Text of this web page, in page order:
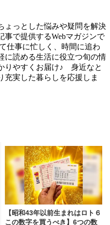
ょっとした悩みや疑問を解決
事で提供するWebマガジンで
仕事に忙しく、時間に追わ
に読める生活に役立つ旬の情
りやすくお届け♪ 身近なと
充実した暮らしを応援しま
【昭和43年以前生まれはロト６
この数字を買うべき】6つの数